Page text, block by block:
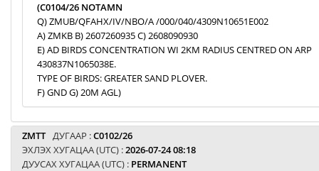
(C0104/26 NOTAMN
Q) ZMUB/QFAHX/IV/NBO/A /000/040/4309N10651E002
A) ZMKB B) 2607260935 C) 2608090930
E) AD BIRDS CONCENTRATION WI 2KM RADIUS CENTRED ON ARP
430837N1065038E.
TYPE OF BIRDS: GREATER SAND PLOVER.
F) GND G) 20M AGL)
ZMTT ДУГААР :C0102/26
ЭХЛЭХ ХУГАЦАА (UTC) :2026-07-24 08:18
ДУУСАХ ХУГАЦАА (UTC) : PERMANENT